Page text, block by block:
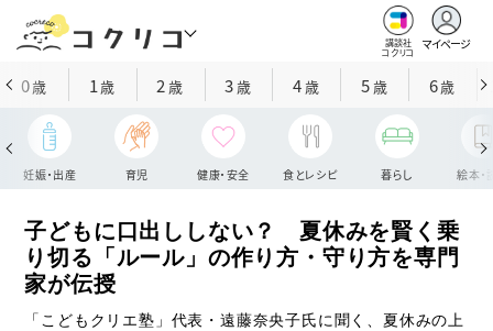
講談社
コクリコ
マイページ
0歳 1歳 2 歳 3歳 4歳 5歳 6歳
妊娠・出産 育児 健康・安全 食とレシピ 暮らし 絵本・
子どもに口出ししない？ 夏休みを賢く乗
り切る「ルール」の作り方・守り方を専門
家が伝授
「こどもクリエ塾」代表・遠藤奈央子氏に聞く、夏休みの上